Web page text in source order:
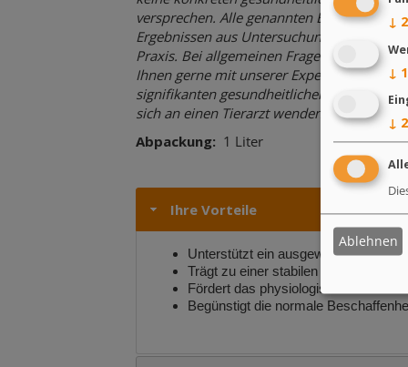
versprechen. Alle genannten Effekte
Ergebnissen aus Untersuchungen und
Praxis. Bei allgemeinen Fragen zur
Ihnen gerne mit unserer Expertise zur
signifikanten gesundheitlichen Problemen
sich an einen Tierarzt wenden.
Abpackung
1 Liter
Ihre Vorteile
Unterstützt ein ausgewogenes
Trägt zu einer stabilen Darmfunktion
Fördert das physiologische
Begünstigt die normale
↓ 2
↓ 1
↓ 2
Ablehnen